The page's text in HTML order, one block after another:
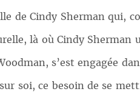
de Cindy Sherman qui,
là où Cindy Sherman
s’est engagée
soi, ce besoin de se